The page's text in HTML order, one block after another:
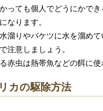
っても個人でどうにかで
なります。
溜りやバケツに水を溜め
注意しましょう。
赤虫は熱帯魚などの餌に使
カの駆除方法